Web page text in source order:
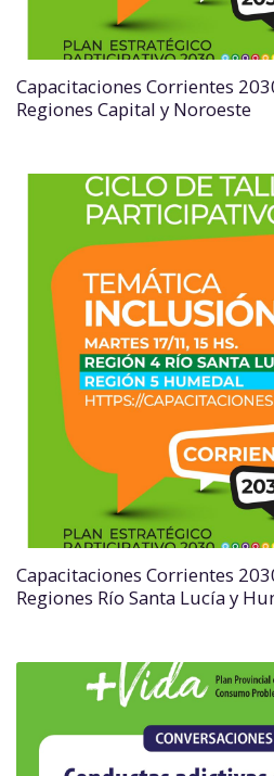
Capacitaciones Corrientes
Regiones Capital y Noroeste
Capacitaciones Corrientes
Regiones Río Santa Lucía y